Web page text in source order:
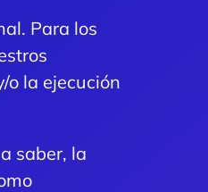
Para los
o la ejecución
saber, la